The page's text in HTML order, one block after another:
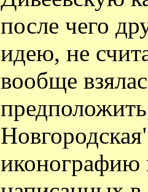
после чего
идею, не
вообще
иконографию